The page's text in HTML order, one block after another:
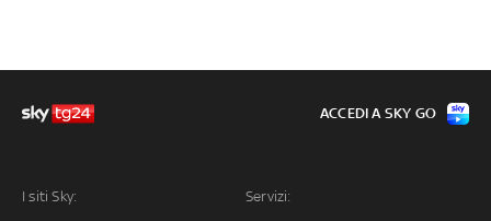
I siti Sky: Servizi:
ACCEDI A SKY GO